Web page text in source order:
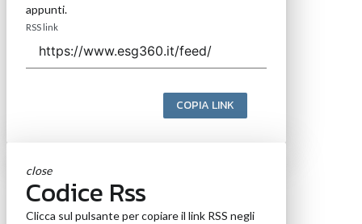
appunti.
RSS link
COPIA LINK
close
Codice Rss
Clicca sul pulsante per copiare il link RSS negli